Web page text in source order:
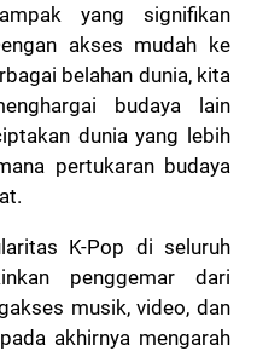
yang signifikan
akses mudah ke
belahan dunia, kita
budaya lain
dunia yang lebih
pertukaran budaya
K-Pop di seluruh
penggemar dari
musik, video, dan
akhirnya mengarah